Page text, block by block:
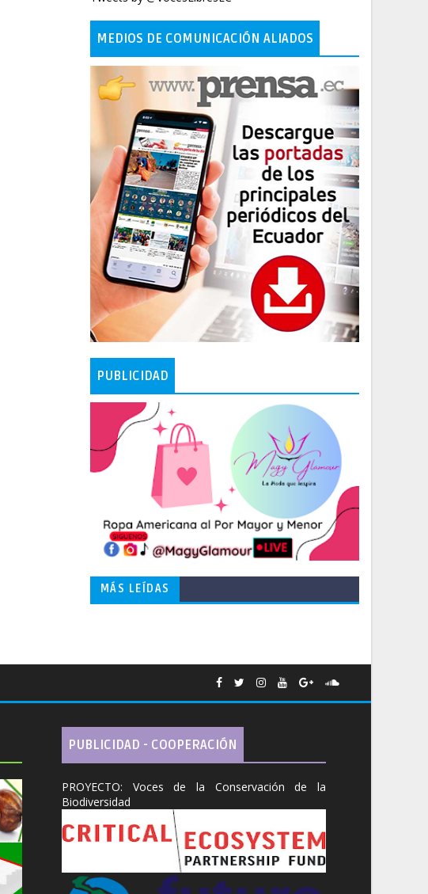
MEDIOS DE COMUNICACIÓN ALIADOS
PUBLICIDAD
MÁS LEÍDAS
PUBLICIDAD - COOPERACIÓN
PROYECTO: Voces de la Conservación de la
Biodiversidad